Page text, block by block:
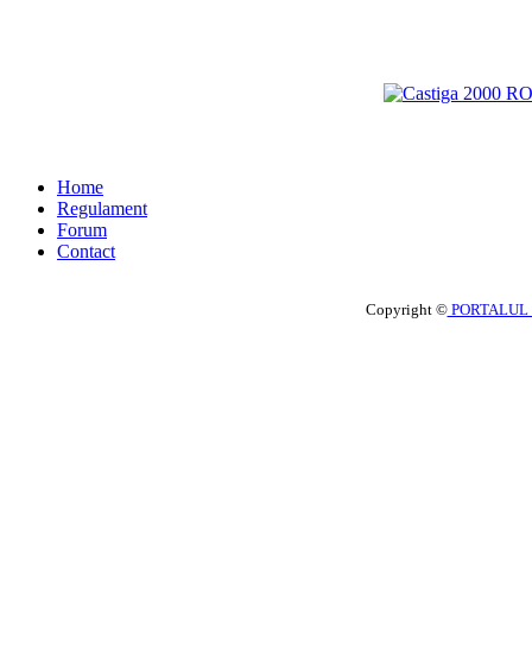
Home
Regulament
Forum
Contact
Copyright ©PORTALUL